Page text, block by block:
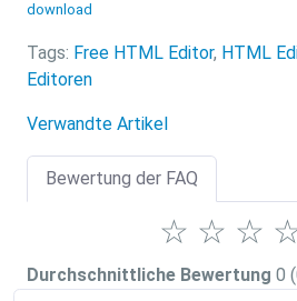
download
Tags: Free HTML Editor, HTML
Editoren
Verwandte Artikel
Bewertung der FAQ
☆
☆
☆
Durchschnittliche Bewertung 0